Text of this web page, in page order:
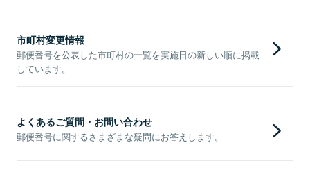
市町村変更情報
郵便番号を公表した市町村の一覧を実施日の新しい順に掲載
しています。
よくあるご質問・お問い合わせ
郵便番号に関するさまざまな疑問にお答えします。